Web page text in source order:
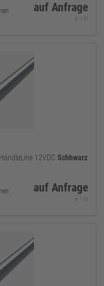
auf Anfrage
je 1 St
12VDC Schhwarz
auf Anfrage
je 1 St